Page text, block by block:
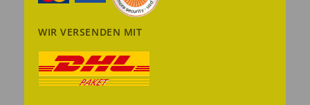
WIR VERSENDEN MIT